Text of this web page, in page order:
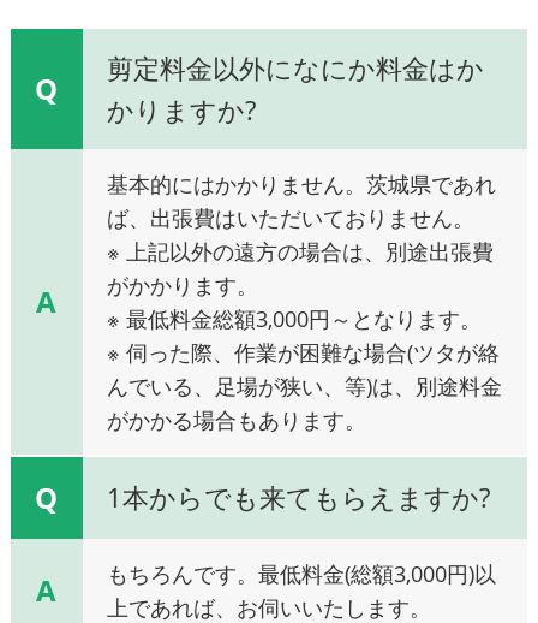
Q
剪定料金以外になにか料金はか
かりますか?
A
基本的にはかかりません。茨城県であれ
ば、出張費はいただいておりません。
※ 上記以外の遠方の場合は、別途出張費
がかかります。
※ 最低料金総額3,000円～となります。
※ 伺った際、作業が困難な場合(ツタが絡
んでいる、足場が狭い、等)は、別途料金
がかかる場合もあります。
Q 1本からでも来てもらえますか?
A
もちろんです。最低料金(総額3,000円)以
上であれば、お伺いいたします。